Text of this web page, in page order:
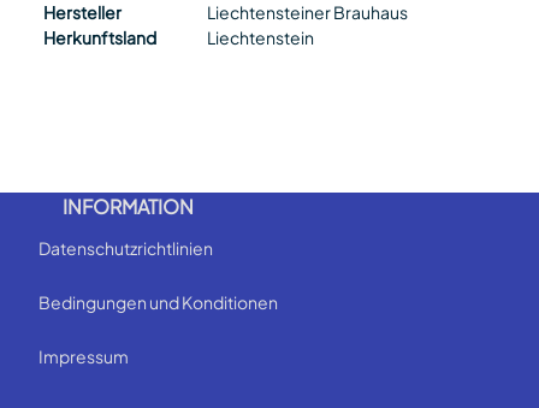
Hersteller
Liechtensteiner Brauhaus
Herkunftsland
Liechtenstein
INFORMATION
Datenschutzrichtlinien
Bedingungen und Konditionen
Impressum